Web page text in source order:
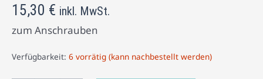
15,30 € inkl. MwSt.
zum Anschrauben
Verfügbarkeit: 6 vorrätig (kann nachbestellt werden)